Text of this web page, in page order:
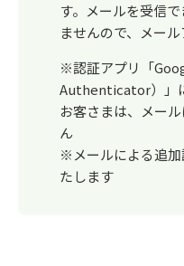
す。メールを受信
ませんので、メー
※認証アプリ「
Authenticator）」
お客さまは、メー
ん
※メールによる追
たします